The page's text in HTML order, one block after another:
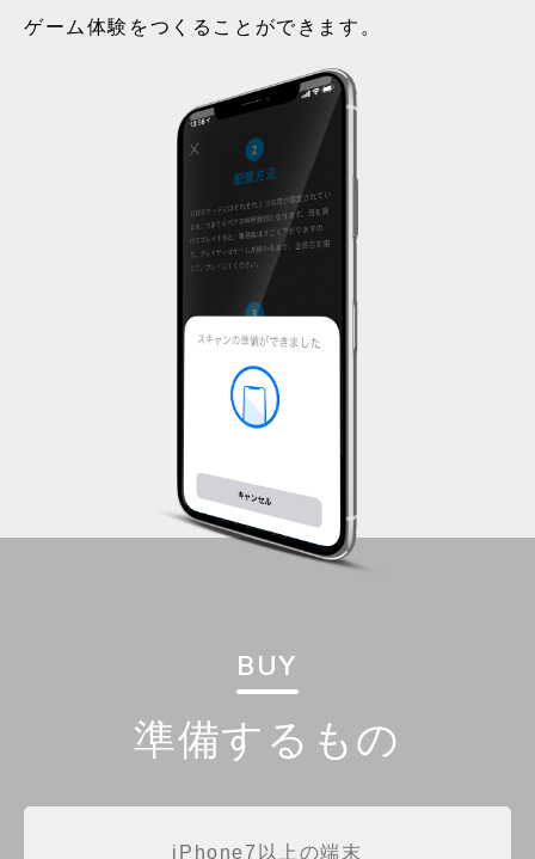
ゲーム体験をつくることができます。
準備するもの
BUY
iPhone7以上の端末